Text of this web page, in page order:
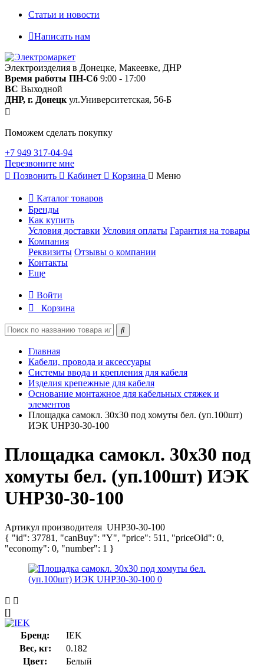
Статьи и новости
Написать нам
Электроизделия в Донецке, Макеевке, ДНР
Время работы ПН-Сб 9:00 - 17:00
ВС Выходной
ДНР, г. Донецк ул.Университетская, 56-Б
Поможем сделать покупку
+7 949 317-04-94
Перезвоните мне
Позвонить
Кабинет Корзина Меню
Каталог товаров
Бренды
Как купить
Условия доставки Условия оплаты Гарантия на товары
Компания
Реквизиты Отзывы о компании
Контакты
Еще
Войти
Корзина
Главная
Кабели, провода и аксессуары
Системы ввода и крепления для кабеля
Изделия крепежные для кабеля
Основание монтажное для кабельных стяжек и
элементов
Площадка самокл. 30х30 под хомуты бел. (уп.100шт)
ИЭК UHP30-30-100
Площадка самокл. 30х30 под
хомуты бел. (уп.100шт) ИЭК
UHP30-30-100
Артикул производителя UHP30-30-100
{ "id": 37781, "canBuy": "Y", "price": 511, "priceOld": 0,
"economy": 0, "number": 1 }
[]
Бренд:
IEK
Вес, кг:
0.182
Цвет:
Белый